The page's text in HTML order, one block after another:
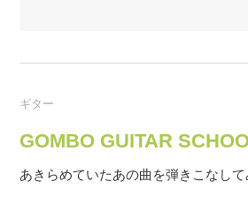
ギター
GOMBO GUITAR
あきらめていたあの曲を弾きこなして